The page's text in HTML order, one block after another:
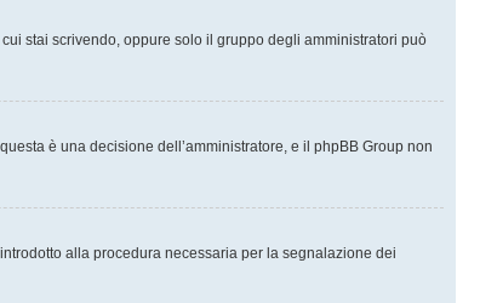
stai scrivendo, oppure solo il gruppo degli amministratori può
è una decisione dell’amministratore, e il phpBB Group non
alla procedura necessaria per la segnalazione dei